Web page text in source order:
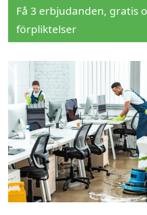
Få 3 erbjudanden, gratis
förpliktelser